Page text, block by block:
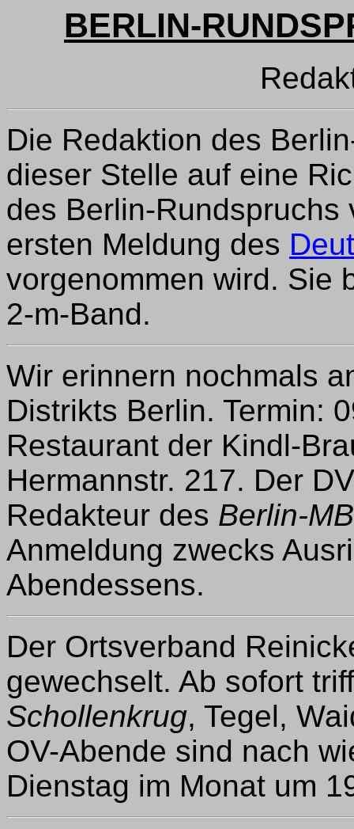
BERLIN-
Die Redaktion des
dieser Stelle auf eine
des Berlin-Rundspruchs
ersten Meldung des
vorgenommen wird. Sie
2-m-Band.
Wir erinnern nochmals
Distrikts Berlin. Termin:
Restaurant der Kindl-
Hermannstr. 217. Der
Redakteur des Berlin-MB
Anmeldung zwecks
Abendessens.
Der Ortsverband
gewechselt. Ab sofort
Schollenkrug, Tegel,
OV-Abende sind nach
Dienstag im Monat um